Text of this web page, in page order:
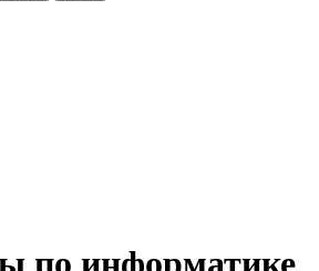
по информатике